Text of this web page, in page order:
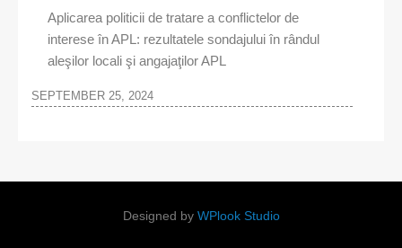
Aplicarea politicii de tratare a conflictelor de
interese în APL: rezultatele sondajului în rândul
aleşilor locali şi angajaţilor APL
SEPTEMBER 25, 2024
Designed by WPlook Studio